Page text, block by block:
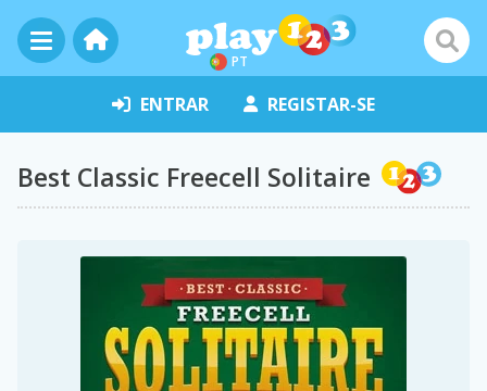
PT
ENTRAR REGISTAR-SE
Best Classic Freecell Solitaire